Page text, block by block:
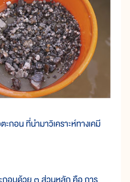
กอน ที่นำมาวิเคราะห์ทางเคมี